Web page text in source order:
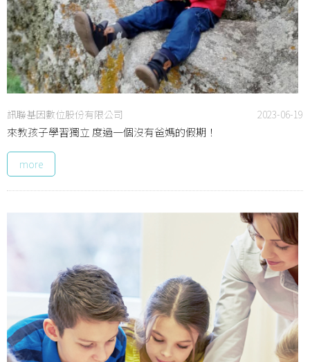
訊聯基因數位股份有限公司 2023-06-19
來教孩子學習獨立 度過一個沒有爸媽的假期！
more